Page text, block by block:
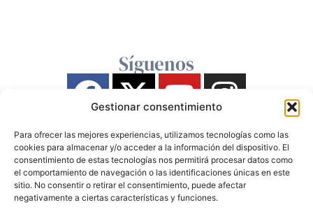
Gestionar consentimiento
Para ofrecer las mejores experiencias, utilizamos tecnologías como las
cookies para almacenar y/o acceder a la información del dispositivo. El
consentimiento de estas tecnologías nos permitirá procesar datos como
el comportamiento de navegación o las identificaciones únicas en este
sitio. No consentir o retirar el consentimiento, puede afectar
negativamente a ciertas características y funciones.
Síguenos